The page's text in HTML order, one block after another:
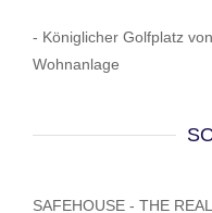
- Königlicher Golfplatz
Wohnanlage
SAFEHOUSE - THE